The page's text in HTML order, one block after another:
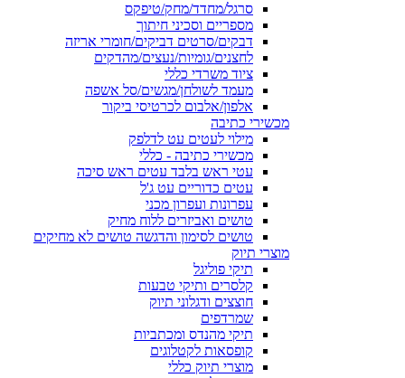
סרגל/מחדד/מחק/טיפקס
מספריים וסכיני חיתוך
דבקים/סרטים דביקים/חומרי אריזה
לחצנים/גומיות/נעצים/מהדקים
ציוד משרדי כללי
מעמד לשולחן/מגשים/סל אשפה
אלפון/אלבום לכרטיסי ביקור
מכשירי כתיבה
מילוי לעטים עט לדלפק
מכשירי כתיבה - כללי
עטי ראש בלבד עטים ראש סיכה
עטים כדוריים עט ג'ל
עפרונות ועפרון מכני
טושים ואביזרים ללוח מחיק
טושים לסימון והדגשה טושים לא מחיקים
מוצרי תיוק
תיקי פוליגל
קלסרים ותיקי טבעות
חוצצים ודגלוני תיוק
שמרדפים
תיקי מהנדס ומכתביות
קופסאות לקטלוגים
מוצרי תיוק כללי